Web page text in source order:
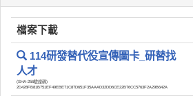
檔案下載
114研發替代役宣傳圖卡_研替找
人才
(SHA-256驗證碼)
2D428FB81B751EF49EBE71C87D651F35AAAD32DD6CE22B76CC5763F2A29B642A